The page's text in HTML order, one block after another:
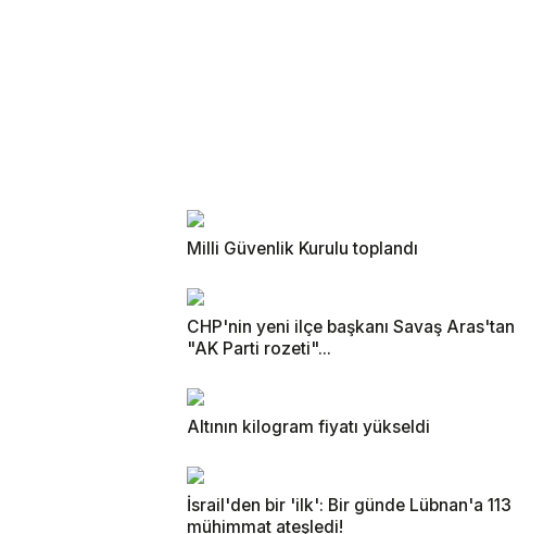
Milli Güvenlik Kurulu toplandı
CHP'nin yeni ilçe başkanı Savaş Aras'tan
"AK Parti rozeti"...
Altının kilogram fiyatı yükseldi
İsrail'den bir 'ilk': Bir günde Lübnan'a 113
mühimmat ateşledi!